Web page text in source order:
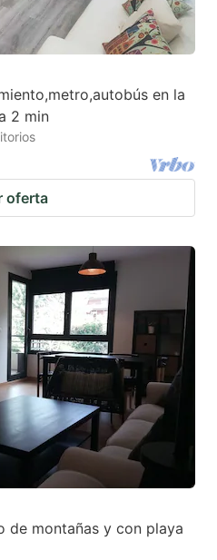
en la
2 min
oferta
de montañas y con playa